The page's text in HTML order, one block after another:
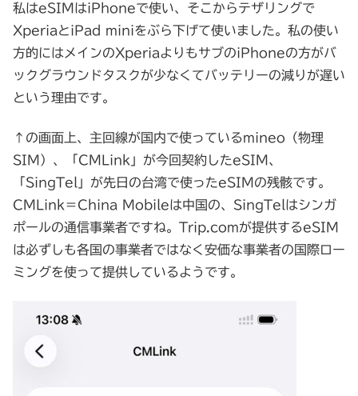
私はeSIMはiPhoneで使い、そこからテザリングで
XperiaとiPad miniをぶら下げて使いました。私の使い
方的にはメインのXperiaよりもサブのiPhoneの方がバ
ックグラウンドタスクが少なくてバッテリーの減りが遅い
という理由です。
↑の画面上、主回線が国内で使っているmineo（物理
SIM）、「CMLink」が今回契約したeSIM、
「SingTel」が先日の台湾で使ったeSIMの残骸です。
CMLink＝China Mobileは中国の、SingTelはシンガ
ポールの通信事業者ですね。Trip.comが提供するeSIM
は必ずしも各国の事業者ではなく安価な事業者の国際ロー
ミングを使って提供しているようです。